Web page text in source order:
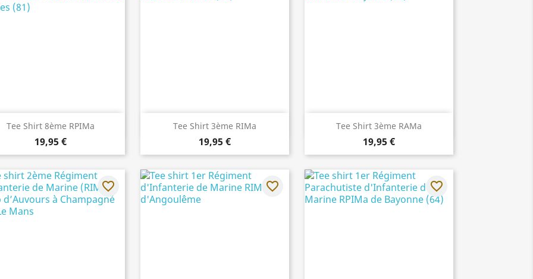
Tee Shirt 8ème RPIMa
19,95 €
Aperçu rapide Tee Shirt 3ème RIMa
19,95 €
Aperçu rapide Tee Shirt 3ème RAMa
19,95 €
Aperçu rapide
favorite_border favorite_border favorite_border